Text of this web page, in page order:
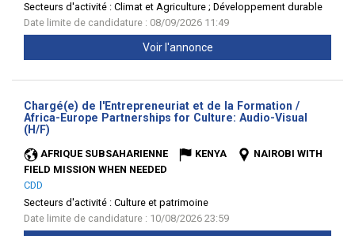
Secteurs d'activité : Climat et Agriculture ; Développement durable
Date limite de candidature : 08/09/2026 11:49
Voir l'annonce
Chargé(e) de l'Entrepreneuriat et de la Formation /
Africa-Europe Partnerships for Culture: Audio-Visual
(H/F)
AFRIQUE SUBSAHARIENNE KENYA
NAIROBI WITH
FIELD MISSION WHEN NEEDED
CDD
Secteurs d'activité : Culture et patrimoine
Date limite de candidature : 10/08/2026 23:59